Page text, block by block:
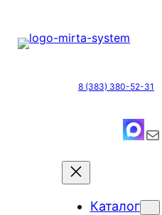
содержимому
8 (383) 380-52-31
Почта
Каталог